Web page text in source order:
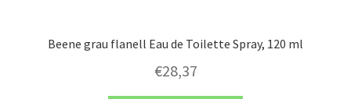
Beene grau flanell Eau de Toilette Spray, 120 ml
€28,37